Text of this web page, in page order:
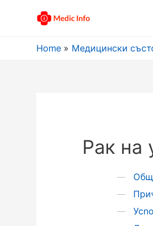
Home Медицински
Рак на
Общ